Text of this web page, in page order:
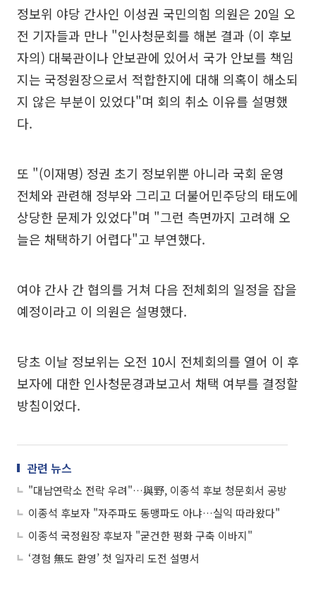
정보위 야당 간사인 이성권 국민의힘 의원은 20일 오
전 기자들과 만나 "인사청문회를 해본 결과 (이 후보
자의) 대북관이나 안보관에 있어서 국가 안보를 책임
지는 국정원장으로서 적합한지에 대해 의혹이 해소되
지 않은 부분이 있었다"며 회의 취소 이유를 설명했
다.
또 "(이재명) 정권 초기 정보위뿐 아니라 국회 운영
전체와 관련해 정부와 그리고 더불어민주당의 태도에
상당한 문제가 있었다"며 "그런 측면까지 고려해 오
늘은 채택하기 어렵다"고 부연했다.
여야 간사 간 협의를 거쳐 다음 전체회의 일정을 잡을
예정이라고 이 의원은 설명했다.
당초 이날 정보위는 오전 10시 전체회의를 열어 이 후
보자에 대한 인사청문경과보고서 채택 여부를 결정할
방침이었다.
관련 뉴스
"대남연락소 전락 우려"…與野, 이종석 후보 청문회서 공방
이종석 후보자 "자주파도 동맹파도 아냐…실익 따라왔다"
이종석 국정원장 후보자 "굳건한 평화 구축 이바지"
‘경험 無도 환영’ 첫 일자리 도전 설명서